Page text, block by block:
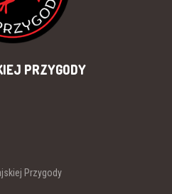
PRZYGODY
Przygody